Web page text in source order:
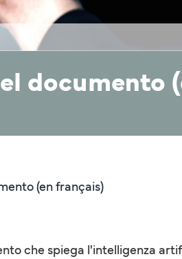
documento
(en français)
che spiega l'intelligenza